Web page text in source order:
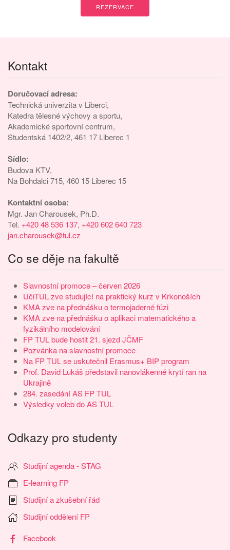
REZERVACE
Kontakt
Doručovací adresa:
Technická univerzita v Liberci,
Katedra tělesné výchovy a sportu,
Akademické sportovní centrum,
Studentská 1402/2, 461 17 Liberec 1
Sídlo:
Budova KTV,
Na Bohdalci 715, 460 15 Liberec 15
Kontaktní osoba:
Mgr. Jan Charousek, Ph.D.
Tel. +420 48 536 137, +420 602 640 723
jan.charousek@tul.cz
Co se děje na fakultě
Slavnostní promoce – červen 2026
UčiTUL zve studující na praktický kurz v Krkonoších
KMA zve na přednášku o termojaderné fúzi
KMA zve na přednášku o aplikaci matematického a
fyzikálního modelování
FP TUL bude hostit 21. sjezd JČMF
Pozvánka na slavnostní promoce
Na FP TUL se uskutečnil Erasmus+ BIP program
Prof. David Lukáš představil nanovlákenné krytí ran na
Ukrajině
284. zasedání AS FP TUL
Výsledky voleb do AS TUL
Odkazy pro studenty
Studijní agenda - STAG
E-learning FP
Studijní a zkušební řád
Studijní oddělení FP
Facebook